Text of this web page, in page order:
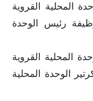
المحلية القروية
رئيس الوحدة
المحلية القروية
الوحدة المحلية